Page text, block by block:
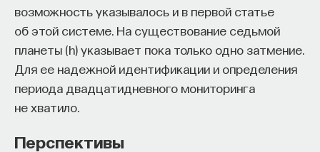
возможность указывалось и в первой статье
об этой системе. На существование седьмой
планеты (h) указывает пока только одно затмение.
Для ее надежной идентификации и определения
периода двадцатидневного мониторинга
не хватило.
Перспективы